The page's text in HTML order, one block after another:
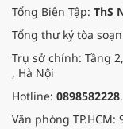
Tổng Biên Tập: ThS
Tổng thư ký tòa
Trụ sở chính: Tầng
, Hà Nội
Hotline: 0898582228
Văn phòng TP.HCM: